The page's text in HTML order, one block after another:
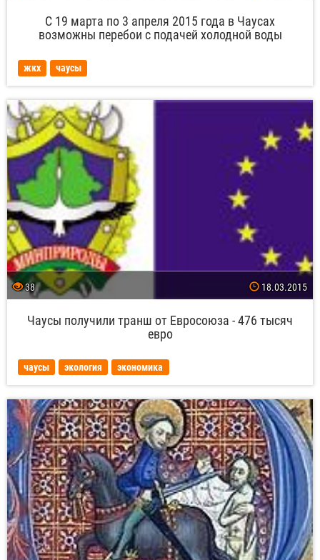
С 19 марта по 3 апреля 2015 года в Чаусах
возможны перебои с подачей холодной воды
жкх чаусы
38 18.03.2015
Чаусы получили транш от Евросоюза - 476 тысяч
евро
чаусы экология экономика